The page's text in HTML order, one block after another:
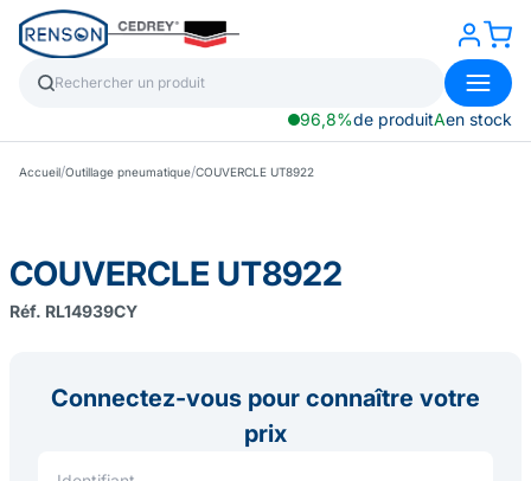
96,8%de produitAen stock
Accueil/Outillage pneumatique/COUVERCLE UT8922
COUVERCLE UT8922
Réf. RL14939CY
Connectez-vous pour connaître votre
prix